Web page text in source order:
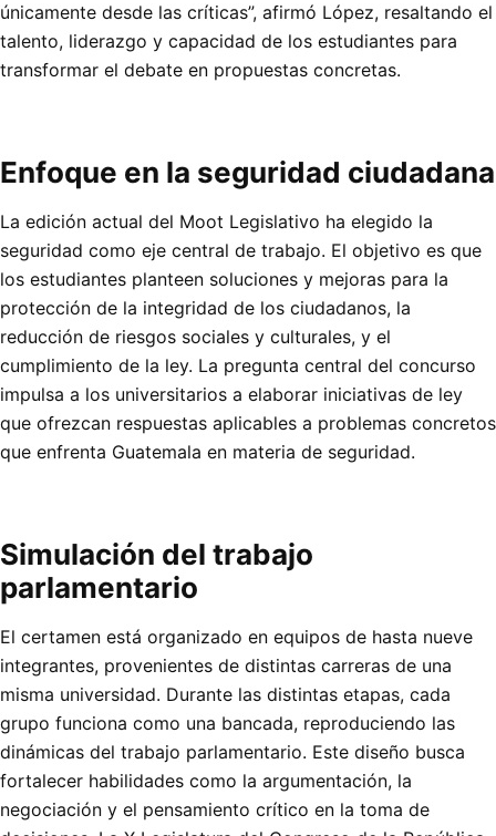
únicamente desde las críticas”, afirmó López, resaltando el
talento, liderazgo y capacidad de los estudiantes para
transformar el debate en propuestas concretas.
Enfoque en la seguridad ciudadana
La edición actual del Moot Legislativo ha elegido la
seguridad como eje central de trabajo. El objetivo es que
los estudiantes planteen soluciones y mejoras para la
protección de la integridad de los ciudadanos, la
reducción de riesgos sociales y culturales, y el
cumplimiento de la ley. La pregunta central del concurso
impulsa a los universitarios a elaborar iniciativas de ley
que ofrezcan respuestas aplicables a problemas concretos
que enfrenta Guatemala en materia de seguridad.
Simulación del trabajo
parlamentario
El certamen está organizado en equipos de hasta nueve
integrantes, provenientes de distintas carreras de una
misma universidad. Durante las distintas etapas, cada
grupo funciona como una bancada, reproduciendo las
dinámicas del trabajo parlamentario. Este diseño busca
fortalecer habilidades como la argumentación, la
negociación y el pensamiento crítico en la toma de